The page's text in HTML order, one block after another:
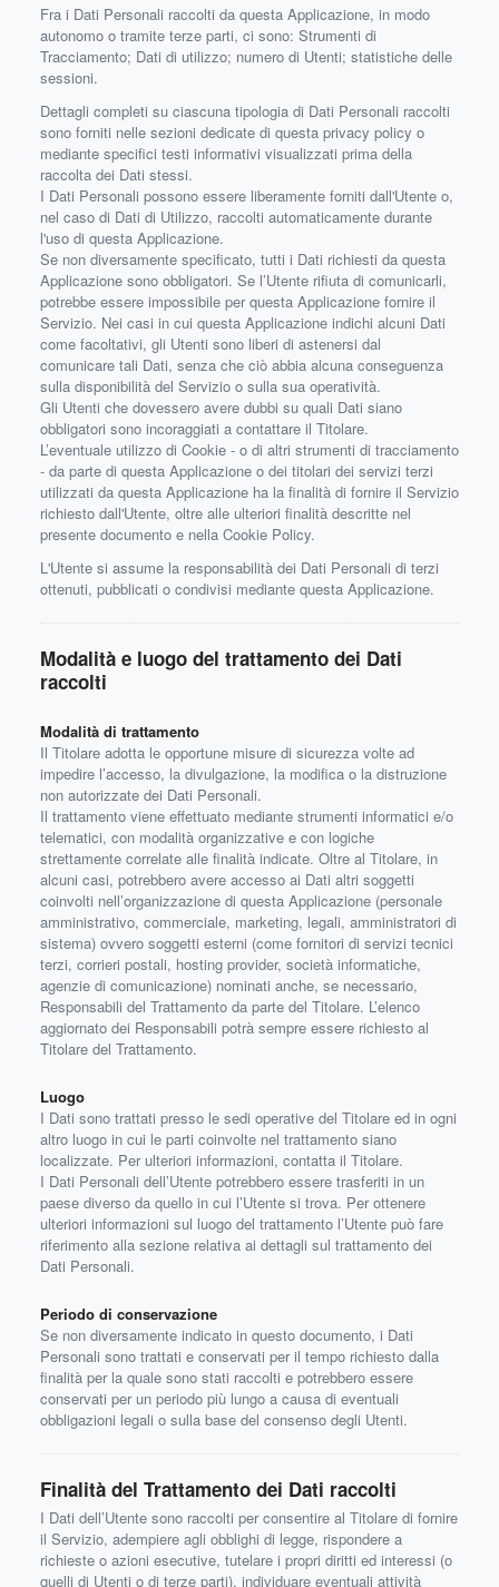
Fra i Dati Personali raccolti da questa Applicazione, in modo
autonomo o tramite terze parti, ci sono: Strumenti di
Tracciamento; Dati di utilizzo; numero di Utenti; statistiche delle
sessioni.
Dettagli completi su ciascuna tipologia di Dati Personali raccolti
sono forniti nelle sezioni dedicate di questa privacy policy o
mediante specifici testi informativi visualizzati prima della
raccolta dei Dati stessi.
I Dati Personali possono essere liberamente forniti dall'Utente o,
nel caso di Dati di Utilizzo, raccolti automaticamente durante
l'uso di questa Applicazione.
Se non diversamente specificato, tutti i Dati richiesti da questa
Applicazione sono obbligatori. Se l’Utente rifiuta di comunicarli,
potrebbe essere impossibile per questa Applicazione fornire il
Servizio. Nei casi in cui questa Applicazione indichi alcuni Dati
come facoltativi, gli Utenti sono liberi di astenersi dal
comunicare tali Dati, senza che ciò abbia alcuna conseguenza
sulla disponibilità del Servizio o sulla sua operatività.
Gli Utenti che dovessero avere dubbi su quali Dati siano
obbligatori sono incoraggiati a contattare il Titolare.
L’eventuale utilizzo di Cookie - o di altri strumenti di tracciamento
- da parte di questa Applicazione o dei titolari dei servizi terzi
utilizzati da questa Applicazione ha la finalità di fornire il Servizio
richiesto dall'Utente, oltre alle ulteriori finalità descritte nel
presente documento e nella Cookie Policy.
L'Utente si assume la responsabilità dei Dati Personali di terzi
ottenuti, pubblicati o condivisi mediante questa Applicazione.
Modalità e luogo del trattamento dei Dati
raccolti
Modalità di trattamento
Il Titolare adotta le opportune misure di sicurezza volte ad
impedire l’accesso, la divulgazione, la modifica o la distruzione
non autorizzate dei Dati Personali.
Il trattamento viene effettuato mediante strumenti informatici e/o
telematici, con modalità organizzative e con logiche
strettamente correlate alle finalità indicate. Oltre al Titolare, in
alcuni casi, potrebbero avere accesso ai Dati altri soggetti
coinvolti nell’organizzazione di questa Applicazione (personale
amministrativo, commerciale, marketing, legali, amministratori di
sistema) ovvero soggetti esterni (come fornitori di servizi tecnici
terzi, corrieri postali, hosting provider, società informatiche,
agenzie di comunicazione) nominati anche, se necessario,
Responsabili del Trattamento da parte del Titolare. L’elenco
aggiornato dei Responsabili potrà sempre essere richiesto al
Titolare del Trattamento.
Luogo
I Dati sono trattati presso le sedi operative del Titolare ed in ogni
altro luogo in cui le parti coinvolte nel trattamento siano
localizzate. Per ulteriori informazioni, contatta il Titolare.
I Dati Personali dell’Utente potrebbero essere trasferiti in un
paese diverso da quello in cui l’Utente si trova. Per ottenere
ulteriori informazioni sul luogo del trattamento l’Utente può fare
riferimento alla sezione relativa ai dettagli sul trattamento dei
Dati Personali.
Periodo di conservazione
Se non diversamente indicato in questo documento, i Dati
Personali sono trattati e conservati per il tempo richiesto dalla
finalità per la quale sono stati raccolti e potrebbero essere
conservati per un periodo più lungo a causa di eventuali
obbligazioni legali o sulla base del consenso degli Utenti.
Finalità del Trattamento dei Dati raccolti
I Dati dell’Utente sono raccolti per consentire al Titolare di fornire
il Servizio, adempiere agli obblighi di legge, rispondere a
richieste o azioni esecutive, tutelare i propri diritti ed interessi (o
quelli di Utenti o di terze parti), individuare eventuali attività